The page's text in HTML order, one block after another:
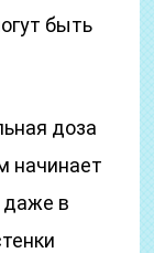
быть
доза
начинает
даже в